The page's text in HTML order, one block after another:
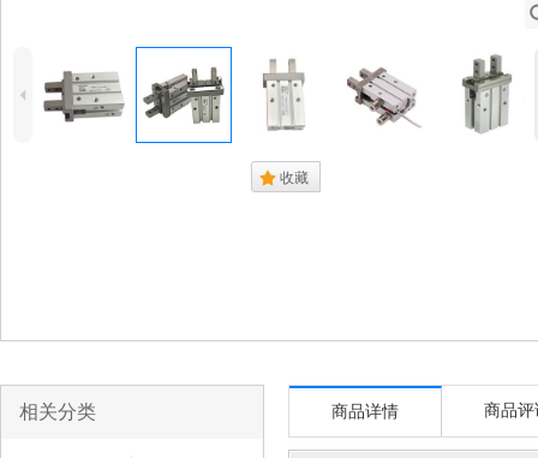
4
. 收藏
相关分类 商品详情 商品评